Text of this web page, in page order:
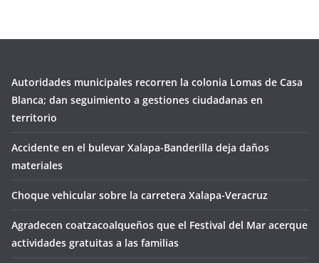
Autoridades municipales recorren la colonia Lomas de Casa
Blanca; dan seguimiento a gestiones ciudadanas en
territorio
Accidente en el bulevar Xalapa-Banderilla deja daños
materiales
Choque vehicular sobre la carretera Xalapa-Veracruz
Agradecen coatzacoalqueños que el Festival del Mar acerque
actividades gratuitas a las familias